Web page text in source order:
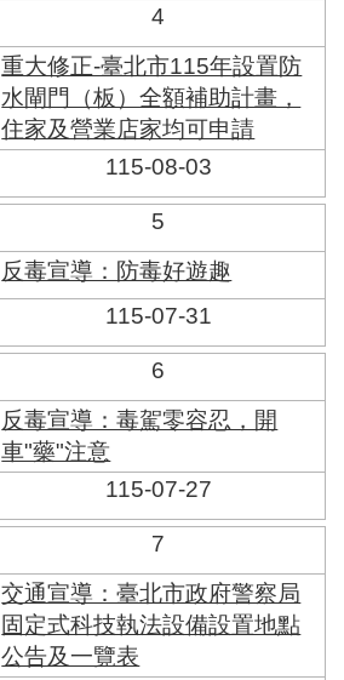
4
重大修正-臺北市115年設置防
水閘門（板）全額補助計畫，
住家及營業店家均可申請
115-08-03
5
反毒宣導：防毒好遊趣
115-07-31
6
反毒宣導：毒駕零容忍，開
車"藥"注意
115-07-27
7
交通宣導：臺北市政府警察局
固定式科技執法設備設置地點
公告及一覽表